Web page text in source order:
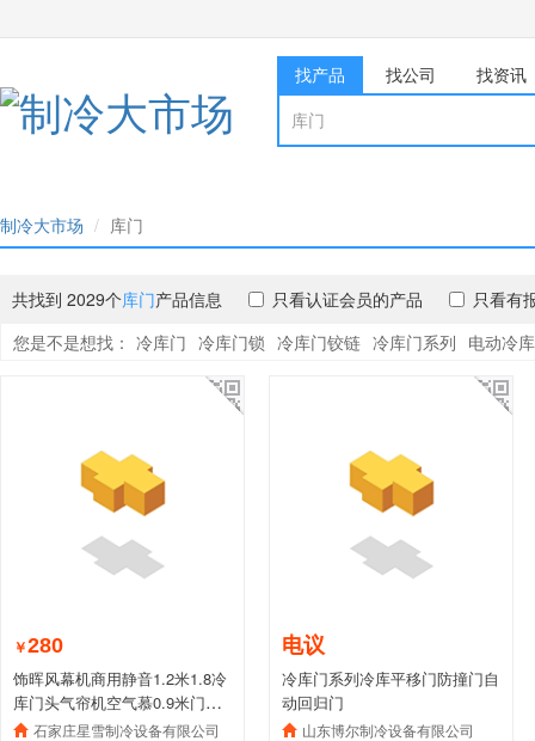
找产品 找公司 找资讯
制冷大市场 库门
共找到 2029个库门产品信息 只看认证会员的产品
只看有
您是不是想找： 冷库门 冷库门锁 冷库门铰链 冷库门系列 电动冷
￥280
饰晖风幕机商用静音1.2米1.8冷
库门头气帘机空气慕0.9米门风
机 石家庄星雪制冷设备有限公司
电议
冷库门系列冷库平移门防撞门自
动回归门
山东博尔制冷设备有限公司